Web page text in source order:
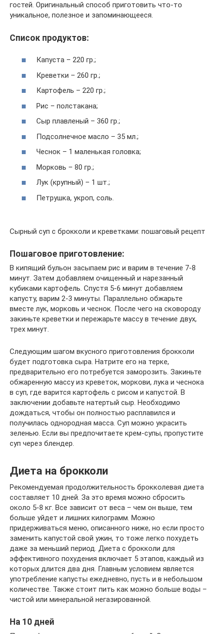
гостей. Оригинальный способ приготовить что-то
уникальное, полезное и запоминающееся.
Список продуктов:
Капуста – 220 гр.;
Креветки – 260 гр.;
Картофель – 220 гр.;
Рис – полстакана;
Сыр плавленый – 360 гр.;
Подсолнечное масло – 35 мл.;
Чеснок – 1 маленькая головка;
Морковь – 80 гр.;
Лук (крупный) – 1 шт.;
Петрушка, укроп, соль.
Сырный суп с брокколи и креветками: пошаговый рецепт
Пошаговое приготовление:
В кипящий бульон засыпаем рис и варим в течение 7-8
минут. Затем добавляем очищенный и нарезанный
кубиками картофель. Спустя 5-6 минут добавляем
капусту, варим 2-3 минуты. Параллельно обжарьте
вместе лук, морковь и чеснок. После чего на сковороду
закиньте креветки и пережарьте массу в течение двух,
трех минут.
Следующим шагом вкусного приготовления брокколи
будет подготовка сыра. Натрите его на терке,
предварительно его потребуется заморозить. Закиньте
обжаренную массу из креветок, моркови, лука и чеснока
в суп, где варится картофель с рисом и капустой. В
заключении добавьте натертый сыр. Необходимо
дождаться, чтобы он полностью расплавился и
получилась однородная масса. Суп можно украсить
зеленью. Если вы предпочитаете крем-супы, пропустите
суп через блендер.
Диета на брокколи
Рекомендуемая продолжительность брокколевая диета
составляет 10 дней. За это время можно сбросить
около 5-8 кг. Все зависит от веса – чем он выше, тем
больше уйдет и лишних килограмм. Можно
придерживаться меню, описанного ниже, но если просто
заменить капустой свой ужин, то тоже легко похудеть
даже за меньший период. Диета с брокколи для
эффективного похудения включает 5 этапов, каждый из
которых длится два дня. Главным условием является
употребление капусты ежедневно, пусть и в небольшом
количестве. Также стоит пить как можно больше воды –
чистой или минеральной негазированной.
На 10 дней